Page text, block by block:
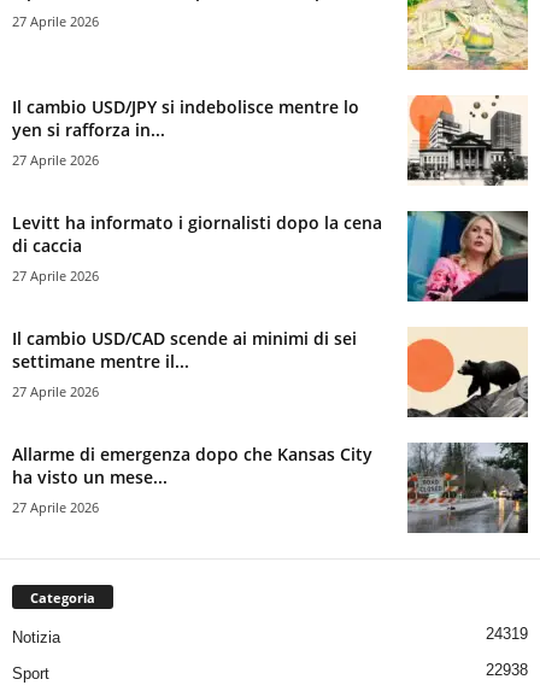
27 Aprile 2026
Il cambio USD/JPY si indebolisce mentre lo
yen si rafforza in...
27 Aprile 2026
Levitt ha informato i giornalisti dopo la cena
di caccia
27 Aprile 2026
Il cambio USD/CAD scende ai minimi di sei
settimane mentre il...
27 Aprile 2026
Allarme di emergenza dopo che Kansas City
ha visto un mese...
27 Aprile 2026
Categoria
Notizia 24319
Sport 22938